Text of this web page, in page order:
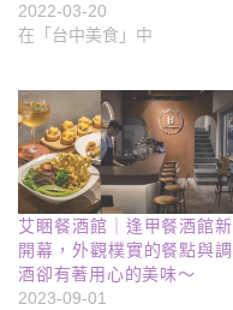
2022-03-20
在「台中美食」中
艾睏餐酒館｜逢甲餐酒館新
開幕，外觀樸實的餐點與調
酒卻有著用心的美味～
2023-09-01